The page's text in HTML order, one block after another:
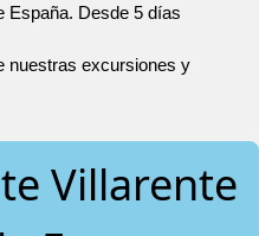
España. Desde 5 días
nuestras excursiones y
Villarente